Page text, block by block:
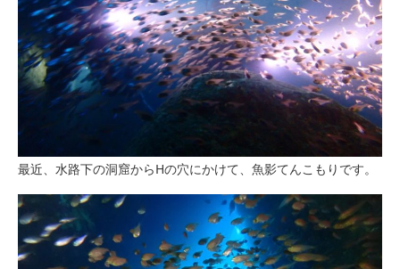
最近、水路下の洞窟からHの穴にかけて、魚影てんこもりです。